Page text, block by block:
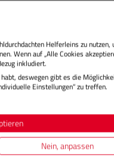
18mm T2.2
Eigenschaften
Objektiv wurde
Prime Serie
das gleiche
reibungslosen,
Welt der
überlegene
Das Ergebnis?
Helferleins zu nutzen,
Wenn auf „Alle Cookies
inkludiert.
deswegen gibt es die
Einstellungen“ zu treffen.
Nein, anpassen